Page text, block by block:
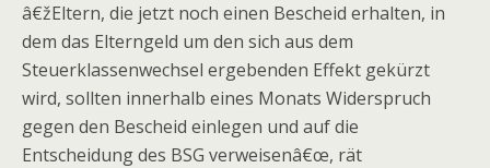
â€žEltern, die jetzt noch einen Bescheid erhalten, in
dem das Elterngeld um den sich aus dem
Steuerklassenwechsel ergebenden Effekt gekürzt
wird, sollten innerhalb eines Monats Widerspruch
gegen den Bescheid einlegen und auf die
Entscheidung des BSG verweisenâ€œ, rät